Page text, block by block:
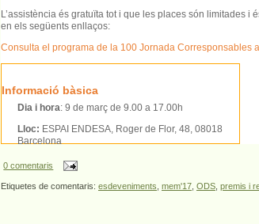
L’assistència és gratuïta tot i que les places són limitades i
en els següents enllaços:
Consulta el programa de la 100 Jornada Corresponsables
Informació bàsica
Dia i hora: 9 de març de 9.00 a 17.00h
Lloc: ESPAI ENDESA, Roger de Flor, 48, 08018
Barcelona
0 comentaris
Etiquetes de comentaris: esdeveniments, mem'17, ODS, premis i